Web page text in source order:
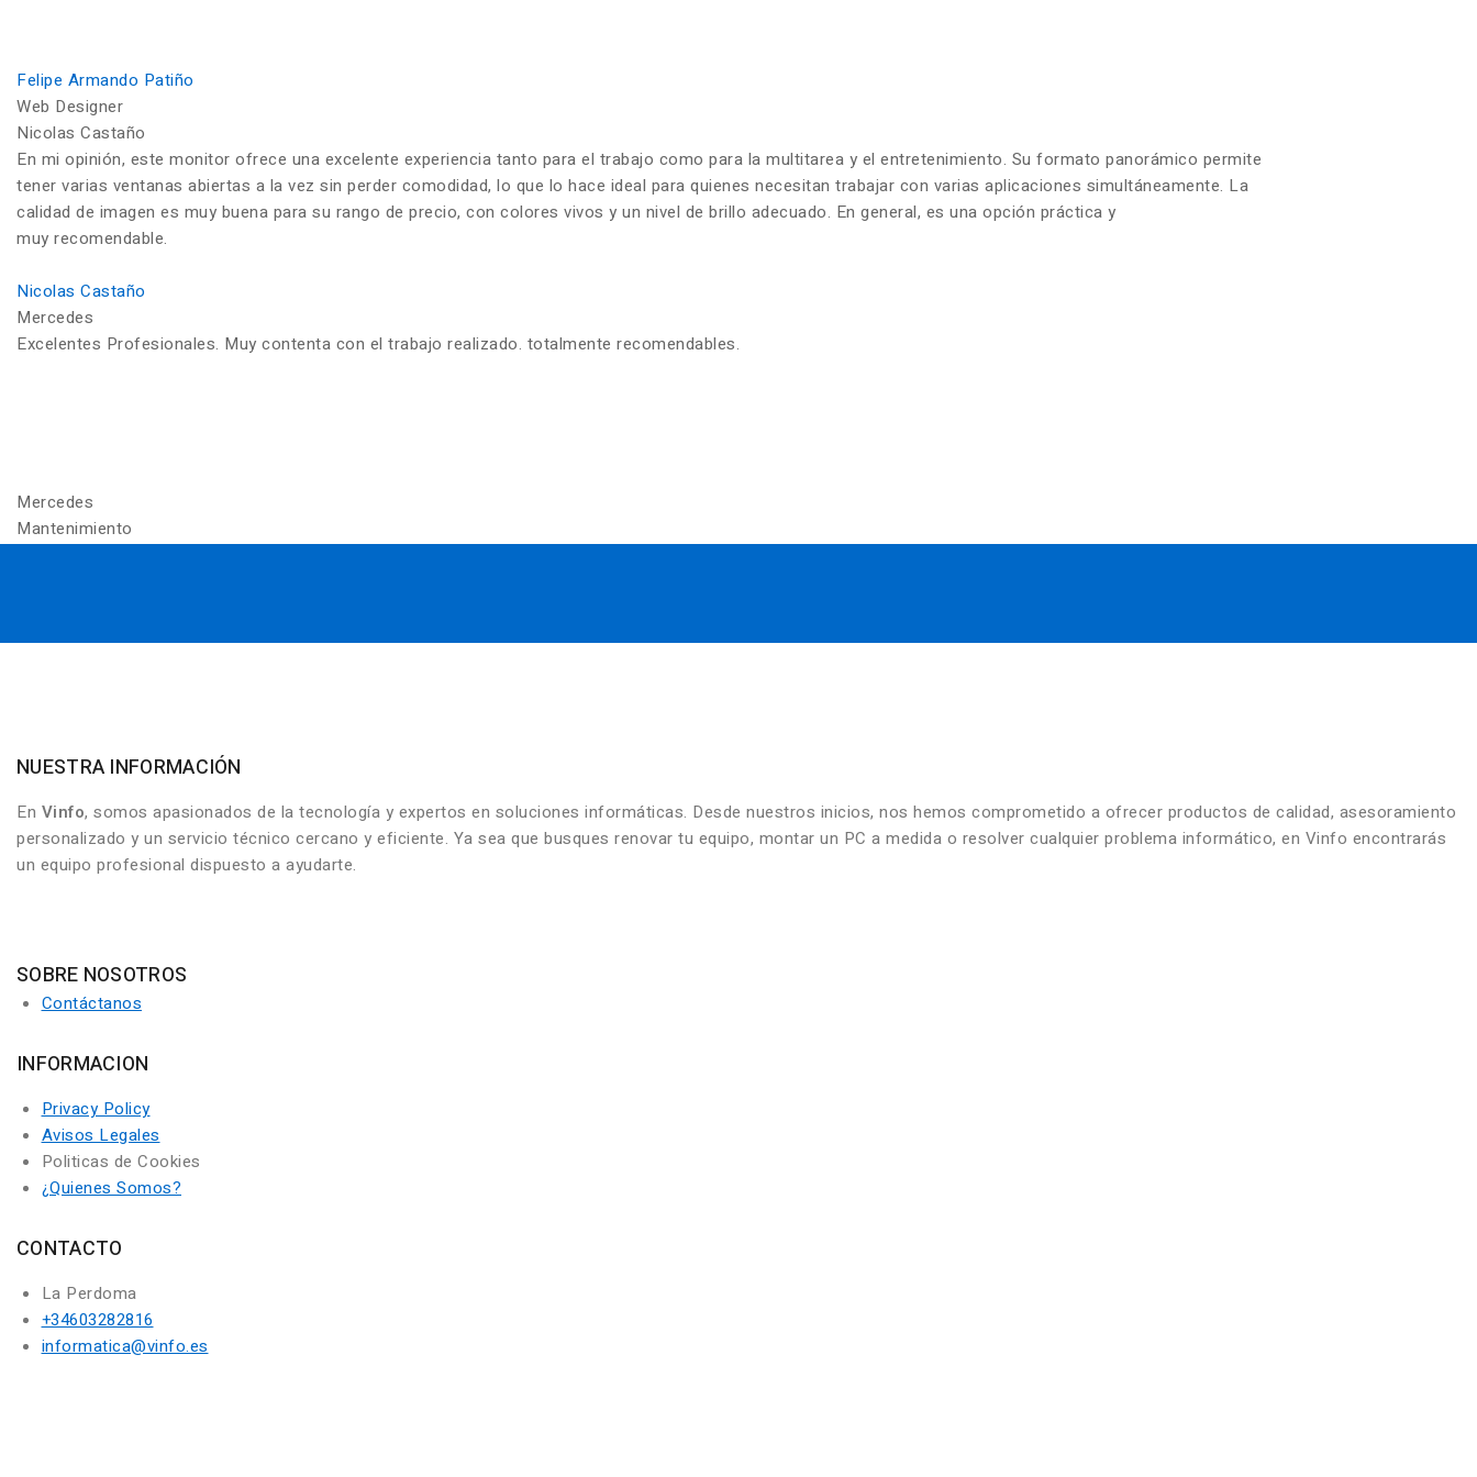
Felipe Armando Patiño
Web Designer
Nicolas Castaño
En mi opinión, este monitor ofrece una excelente experiencia tanto para el trabajo como para la multitarea y el entretenimiento. Su formato panorámico permite
tener varias ventanas abiertas a la vez sin perder comodidad, lo que lo hace ideal para quienes necesitan trabajar con varias aplicaciones simultáneamente. La
calidad de imagen es muy buena para su rango de precio, con colores vivos y un nivel de brillo adecuado. En general, es una opción práctica y
muy recomendable.
Nicolas Castaño
Mercedes
Excelentes Profesionales. Muy contenta con el trabajo realizado. totalmente recomendables.
Mercedes
Mantenimiento
NUESTRA INFORMACIÓN
En Vinfo, somos apasionados de la tecnología y expertos en soluciones informáticas. Desde nuestros inicios, nos hemos comprometido a ofrecer productos de calidad, asesoramiento
personalizado y un servicio técnico cercano y eficiente. Ya sea que busques renovar tu equipo, montar un PC a medida o resolver cualquier problema informático, en Vinfo encontrarás
un equipo profesional dispuesto a ayudarte.
SOBRE NOSOTROS
Contáctanos
INFORMACION
Privacy Policy
Avisos Legales
Politicas de Cookies
¿Quienes Somos?
CONTACTO
La Perdoma
+34603282816
informatica@vinfo.es